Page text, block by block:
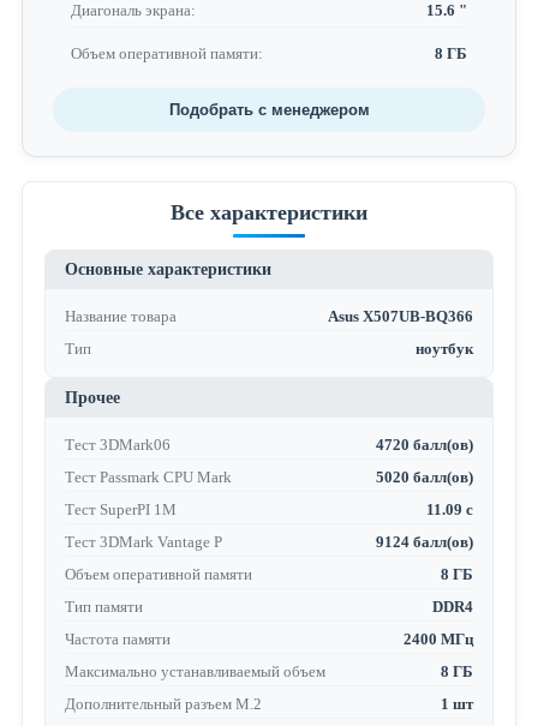
Диагональ экрана: 15.6 "
Объем оперативной памяти: 8 ГБ
Подобрать с менеджером
Все характеристики
Основные характеристики
Название товара
Asus X507UB-BQ366
Тип
ноутбук
Прочее
Тест 3DMark06
4720 балл(ов)
Тест Passmark CPU Mark
5020 балл(ов)
Тест SuperPI 1M
11.09 с
Тест 3DMark Vantage P
9124 балл(ов)
Объем оперативной памяти
8 ГБ
Тип памяти
DDR4
Частота памяти
2400 МГц
Максимально устанавливаемый объем
8 ГБ
Дополнительный разъем M.2
1 шт